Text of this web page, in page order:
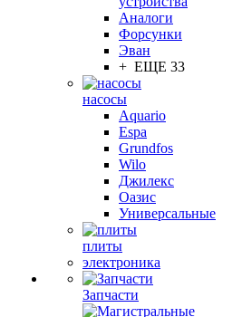
Aналоги
Форсунки
Эван
+ ЕЩЕ 33
насосы
Aquario
Espa
Grundfos
Wilo
Джилекс
Оазис
Универсальные
плиты
электроника
Запчасти